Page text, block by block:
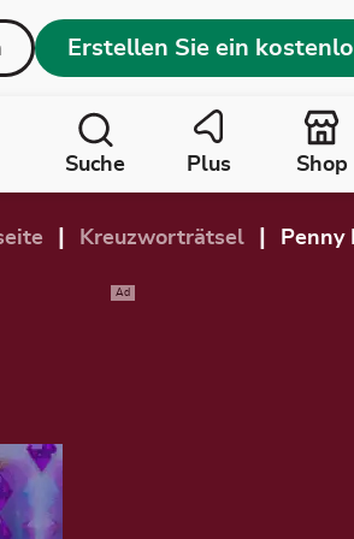
Erstellen Sie ein
Suche Plus Shop
Kreuzworträtsel Penny
Ad